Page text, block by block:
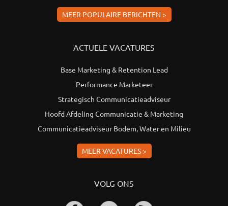
MEER POPULAIRE BERICHTEN >
ACTUELE VACATURES
Base Marketing & Retention Lead
Performance Marketeer
Strategisch Communicatieadviseur
Hoofd Afdeling Communicatie & Marketing
Communicatieadviseur Bodem, Water en Milieu
MEER VACATURES >
VOLG ONS